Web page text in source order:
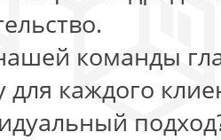
команды
для каждого